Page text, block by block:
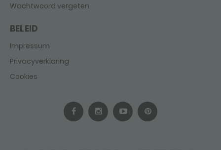
Wachtwoord vergeten
BELEID
Impressum
Privacyverklaring
Cookies